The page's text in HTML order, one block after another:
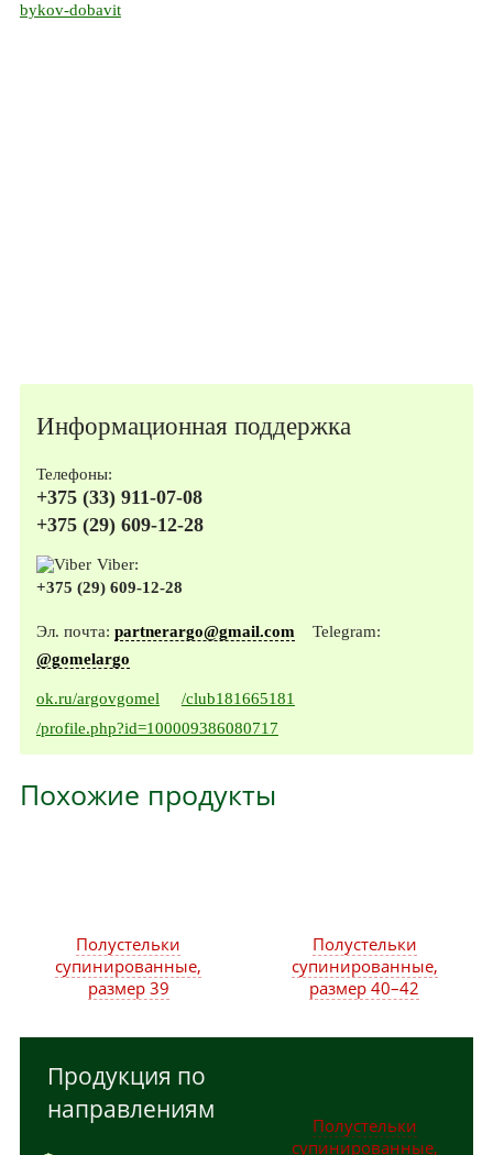
bykov-dobavit
Информационная поддержка
Телефоны:
+375 (33) 911-07-08
+375 (29) 609-12-28
Viber:
+375 (29) 609-12-28
Эл. почта: partnerargo@gmail.comTelegram:
@gomelargo
ok.ru/argovgomel
/club181665181
/profile.php?id=100009386080717
Похожие продукты
Полустельки
супинированные,
размер 39
Полустельки
супинированные,
размер 40–42
Полустельки
супинированные,
Продукция по
направлениям